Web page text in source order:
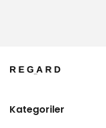
Kategoriler